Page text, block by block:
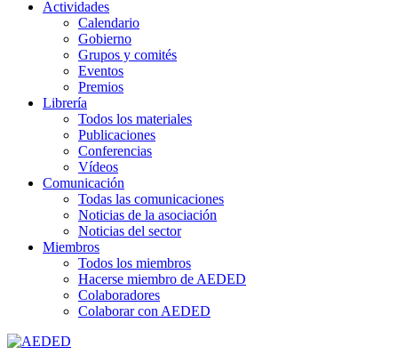
Actividades
Calendario
Gobierno
Grupos y comités
Eventos
Premios
Librería
Todos los materiales
Publicaciones
Conferencias
Vídeos
Comunicación
Todas las comunicaciones
Noticias de la asociación
Noticias del sector
Miembros
Todos los miembros
Hacerse miembro de AEDED
Colaboradores
Colaborar con AEDED